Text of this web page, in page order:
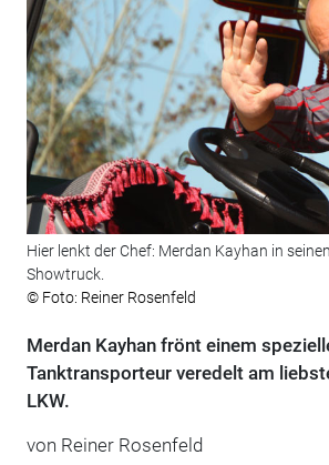
Hier lenkt der Chef: Merdan Kayhan in
Showtruck.
© Foto: Reiner Rosenfeld
Merdan Kayhan frönt einem
Tanktransporteur veredelt am
LKW.
von Reiner Rosenfeld